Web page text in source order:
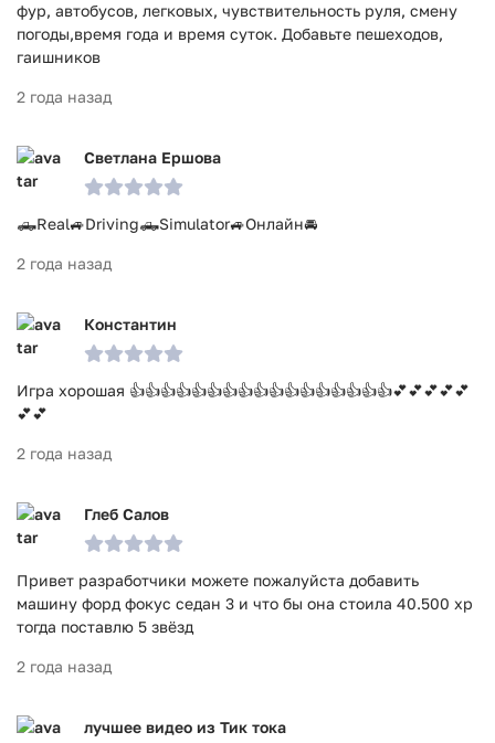
фур, автобусов, легковых, чувствительность руля, смену
погоды,время года и время суток. Добавьте пешеходов,
гаишников
2 года назад
Светлана Ершова
🛻Real🚙Driving🛻Simulator🚙Онлайн🚘
2 года назад
Константин
Игра хорошая 👍👍👍👍👍👍👍👍👍👍👍👍👍👍👍👍👍💕💕💕💕💕
💕💕
2 года назад
Глеб Салов
Привет разработчики можете пожалуйста добавить
машину форд фокус седан 3 и что бы она стоила 40.500 xp
тогда поставлю 5 звёзд
2 года назад
лучшее видео из Тик тока